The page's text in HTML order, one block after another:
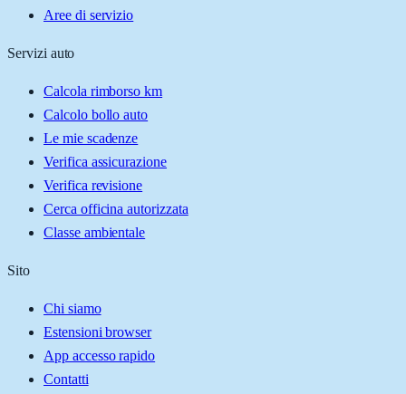
Aree di servizio
Servizi auto
Calcola rimborso km
Calcolo bollo auto
Le mie scadenze
Verifica assicurazione
Verifica revisione
Cerca officina autorizzata
Classe ambientale
Sito
Chi siamo
Estensioni browser
App accesso rapido
Contatti